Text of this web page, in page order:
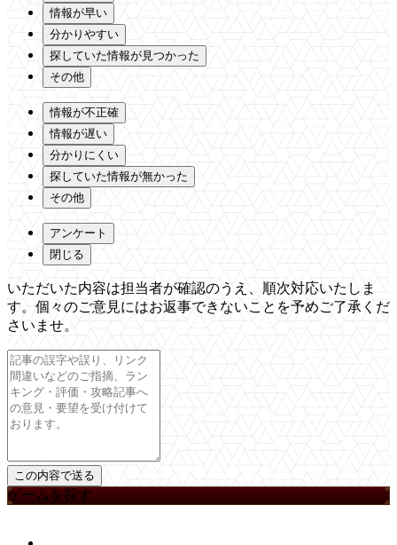
情報が早い
分かりやすい
探していた情報が見つかった
その他
情報が不正確
情報が遅い
分かりにくい
探していた情報が無かった
その他
アンケート
閉じる
いただいた内容は担当者が確認のうえ、順次対応いたしま
す。個々のご意見にはお返事できないことを予めご了承くだ
さいませ。
ゲームを探す